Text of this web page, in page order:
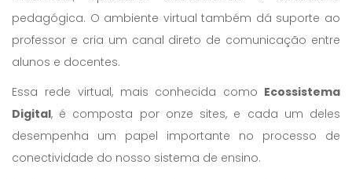
pedagógica. O ambiente virtual também dá suporte ao
professor e cria um canal direto de comunicação entre
alunos e docentes.
Essa rede virtual, mais conhecida como Ecossistema
Digital, é composta por onze sites, e cada um deles
desempenha um papel importante no processo de
conectividade do nosso sistema de ensino.